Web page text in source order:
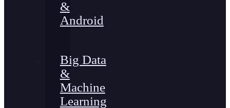
&
Android
Big Data
&
Machine
Learning